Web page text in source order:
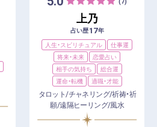
上乃
占い歴17年
人生・スピリチュアル
仕事運
将来・未来
恋愛占い
相手の気持ち
総合運
運命・転機
適職・才能
タロット/チャネリング/祈祷・祈
願/遠隔ヒーリング/風水